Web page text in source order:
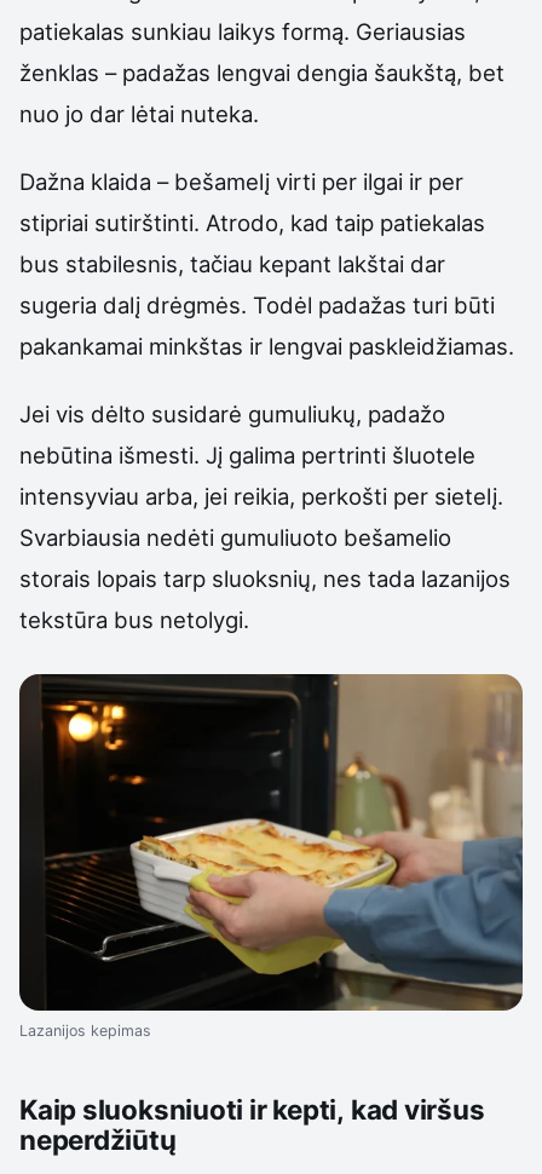
patiekalas sunkiau laikys formą. Geriausias
ženklas – padažas lengvai dengia šaukštą, bet
nuo jo dar lėtai nuteka.
Dažna klaida – bešamelį virti per ilgai ir per
stipriai sutirštinti. Atrodo, kad taip patiekalas
bus stabilesnis, tačiau kepant lakštai dar
sugeria dalį drėgmės. Todėl padažas turi būti
pakankamai minkštas ir lengvai paskleidžiamas.
Jei vis dėlto susidarė gumuliukų, padažo
nebūtina išmesti. Jį galima pertrinti šluotele
intensyviau arba, jei reikia, perkošti per sietelį.
Svarbiausia nedėti gumuliuoto bešamelio
storais lopais tarp sluoksnių, nes tada lazanijos
tekstūra bus netolygi.
Lazanijos kepimas
Kaip sluoksniuoti ir kepti, kad viršus
neperdžiūtų